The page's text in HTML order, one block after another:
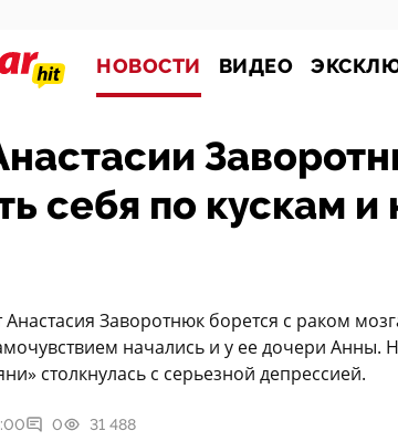
НОВОСТИ ВИДЕО
себя по кускам и
Анастасия Заворотнюк борется с раком
начались и у ее дочери Анны.
столкнулась с серьезной депрессией.
0 31 488